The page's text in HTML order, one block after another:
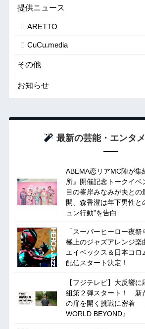
提供ニュース
ARETTO
CuCu.media
その他
お知らせ
最新の芸能・エンタ
ABEMA恋リアMC陣が集
所』開催記念トークイベ
目の峯岸みなみが夫との
開、森香澄は年下男性と
ュン行動”を告白
「スーパーヒーロー夜
極上のジャズアレンジ楽
エイベックス＆日本コロ
配信スタート決定！
【フジテレビ】大反響
組第２弾スタート！ 新
の扉を開く挑戦に密着
WORLD BEYOND』